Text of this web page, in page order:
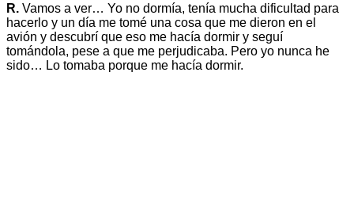
R. Vamos a ver… Yo no dormía, tenía mucha dificultad para
hacerlo y un día me tomé una cosa que me dieron en el
avión y descubrí que eso me hacía dormir y seguí
tomándola, pese a que me perjudicaba. Pero yo nunca he
sido… Lo tomaba porque me hacía dormir.